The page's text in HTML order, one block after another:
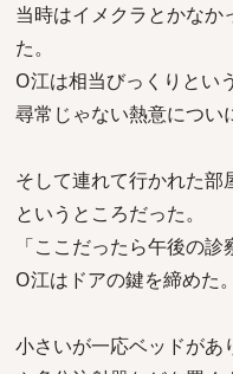
当時はイメクラとかなか
た。
O江は相当びっくりとい
尋常じゃない熱意につい
そして連れて行かれた部
というところだった。
「ここだったら午後の
O江はドアの鍵を締めた。
小さいが一応ベッドがあ